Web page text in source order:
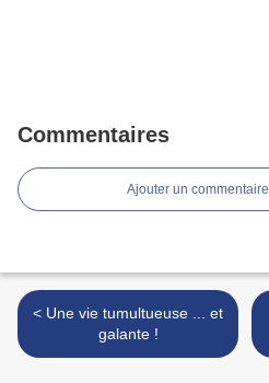
Commentaires
Ajouter un commentaire
< Une vie tumultueuse ... et
galante !